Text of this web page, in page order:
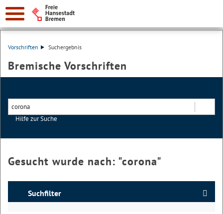
Vorschriften Suchergebnis
Bremische Vorschriften
Hilfe zur Suche
Gesucht wurde nach: "corona"
Suchfilter